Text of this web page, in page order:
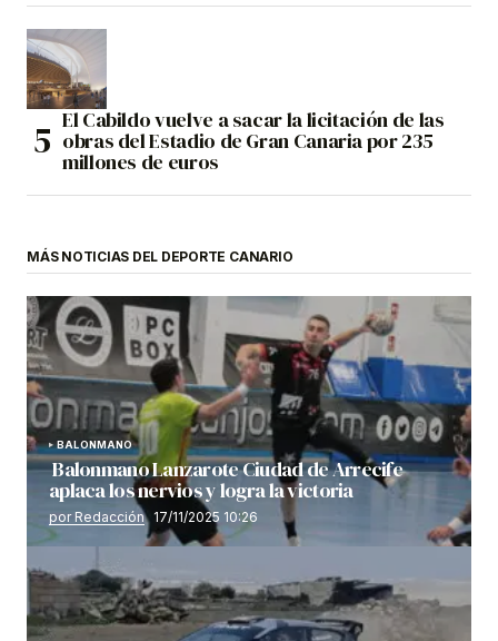
El Cabildo vuelve a sacar la licitación de las
obras del Estadio de Gran Canaria por 235
millones de euros
MÁS NOTICIAS DEL DEPORTE CANARIO
BALONMANO
Balonmano Lanzarote Ciudad de Arrecife
aplaca los nervios y logra la victoria
por Redacción 17/11/2025 10:26